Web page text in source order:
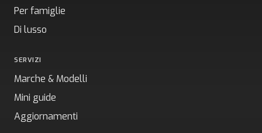
Per famiglie
Di lusso
SERVIZI
Marche & Modelli
Mini guide
Aggiornamenti